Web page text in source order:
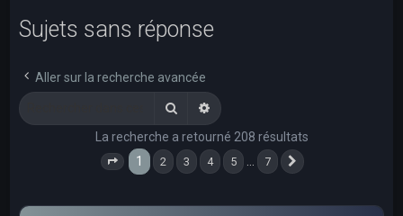
Sujets sans réponse
Aller sur la recherche avancée
RechercherRecherche avancée
La recherche a retourné 208 résultats
Page 1 sur
1 2 3 4 5 7